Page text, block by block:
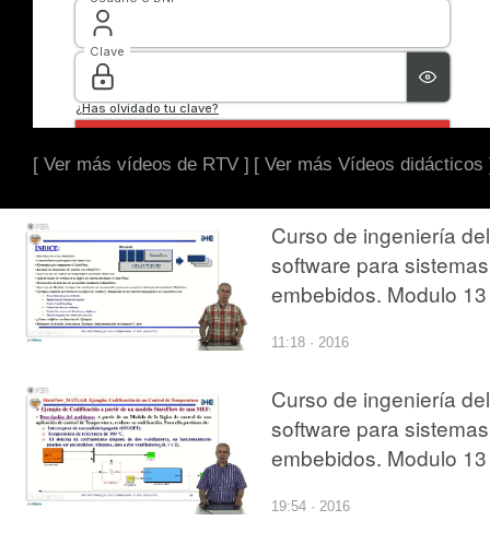
[ Ver más vídeos de RTV ] [ Ver más Vídeos didácticos
Curso de ingeniería del
software para sistemas
embebidos. Modulo 13
StateFlow_MATLAB
11:18 · 2016
Curso de ingeniería del
software para sistemas
embebidos. Modulo 13
StateFlow_MATLAB
19:54 · 2016